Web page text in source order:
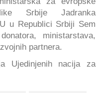
Srbije Jadranka
u Republici Srbiji Sem
ministarstava,
partnera.
Ujedinjenih nacija za